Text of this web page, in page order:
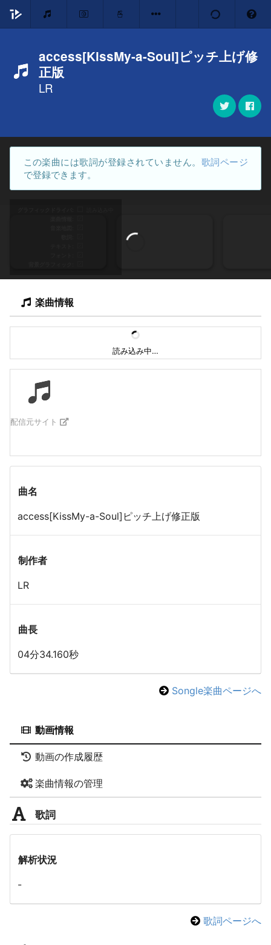
access[KissMy-a-Soul]ピッチ上げ修
正版
LR
この楽曲には歌詞が登録されていません。 歌詞ページ
で登録できます。
楽曲情報
読み込み中…
配信元サイト
曲名
access[KissMy-a-Soul]ピッチ上げ修正版
制作者
LR
曲長
04分34.160秒
Songle楽曲ページへ
動画情報
動画の作成履歴
楽曲情報の管理
歌詞
解析状況
-
歌詞ページへ